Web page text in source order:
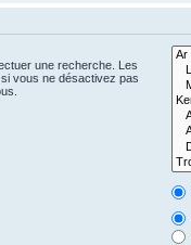
une recherche. Les
vous ne désactivez pas